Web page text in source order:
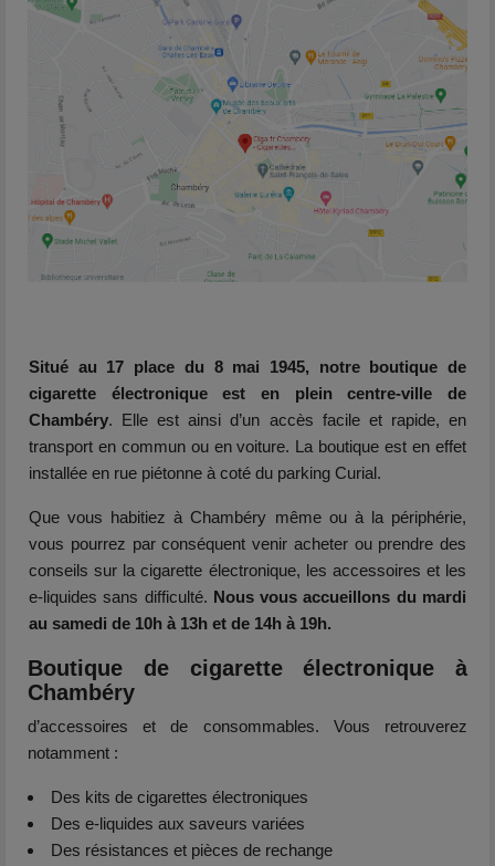
Situé au 17 place du 8 mai 1945, notre boutique de
cigarette électronique est en plein centre-ville de
Chambéry. Elle est ainsi d’un accès facile et rapide, en
transport en commun ou en voiture. La boutique est en effet
installée en rue piétonne à coté du parking Curial.
Que vous habitiez à Chambéry même ou à la périphérie,
vous pourrez par conséquent venir acheter ou prendre des
conseils sur lacigarette électronique, les accessoires et les
e-liquides sans difficulté. Nous vous accueillons du mardi
au samedi de 10h à 13h et de 14h à 19h.
Boutique de cigarette électronique à
Chambéry
d’accessoires et de consommables. Vous retrouverez
notamment :
Des kits de cigarettes électroniques
Des e-liquides aux saveurs variées
Des résistances et pièces de rechange